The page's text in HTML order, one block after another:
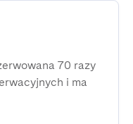
70 razy
i ma